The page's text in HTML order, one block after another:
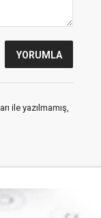
ile yazılmamış,